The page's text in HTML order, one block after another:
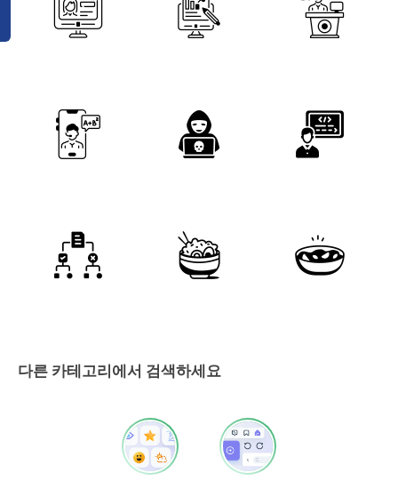
다른 카테고리에서 검색하세요